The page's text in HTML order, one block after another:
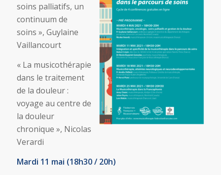
soins palliatifs, un
continuum de
soins », Guylaine
Vaillancourt
« La musicothérapie
dans le traitement
de la douleur :
voyage au centre de
la douleur
chronique », Nicolas
Verardi
Mardi 11 mai (18h30 / 20h)